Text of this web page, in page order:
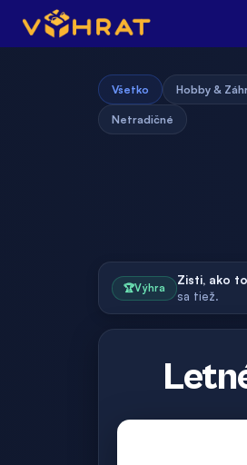
Všetko Hobby &
Netradičné
🏆Výhra
Zisti, ako
sa tiež.